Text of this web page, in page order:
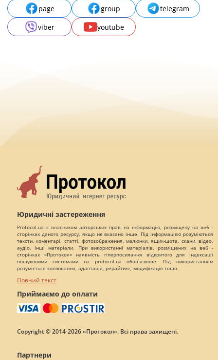
page group
telegram
viber
youtube
Юридичні застереження
Protocol.ua є власником авторських прав на інформацію, розміщену на веб -
сторінках даного ресурсу, якщо не вказано інше. Під інформацією розуміються
тексти, коментарі, статті, фотозображення, малюнки, ящик-шота, скани, відео,
аудіо, інші матеріали. При використанні матеріалів, розміщених на веб -
сторінках «Протокол» наявність гіперпосилання відкритого для індексації
пошуковими системами на protocol.ua обов`язкове. Під використанням
розуміється копіювання, адаптація, рерайтинг, модифікація тощо.
Повний текст
Приймаємо до оплати
Copyright © 2014-2026 «Протокол». Всі права захищені.
Партнери